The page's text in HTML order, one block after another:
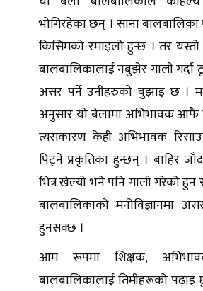
भोगिरहेका छन् । साना बालबालिका
किसिमको रमाइलो हुन्छ । तर यस्तो
बालबालिकालाई नबुझेर गाली गर्दा
असर पर्ने उनीहरुको बुझाइ छ ।
अनुसार यो बेलामा अभिभावक आफैं
त्यसकारण केही अभिभावक
पिट्ने प्रकृतिका हुन्छन् । बाहिर
भित्र खेल्यो भने पनि गाली गरेको
बालबालिकाको मनोविज्ञानमा
हुनसक्छ ।
आम रूपमा शिक्षक,
बालबालिकालाई तिमीहरूको पढाइ